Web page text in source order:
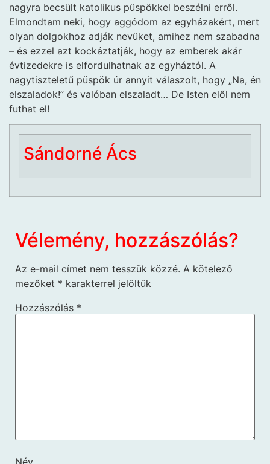
nagyra becsült katolikus püspökkel beszélni erről.
Elmondtam neki, hogy aggódom az egyházakért, mert
olyan dolgokhoz adják nevüket, amihez nem szabadna
– és ezzel azt kockáztatják, hogy az emberek akár
évtizedekre is elfordulhatnak az egyháztól. A
nagytiszteletű püspök úr annyit válaszolt, hogy „Na, én
elszaladok!” és valóban elszaladt… De Isten elől nem
futhat el!
Sándorné Ács
Vélemény, hozzászólás?
Az e-mail címet nem tesszük közzé. A kötelező
mezőket * karakterrel jelöltük
Hozzászólás *
Név